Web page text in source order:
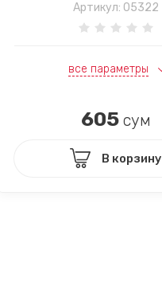
Артикул: 05322
все параметры
605 сум
В корзину